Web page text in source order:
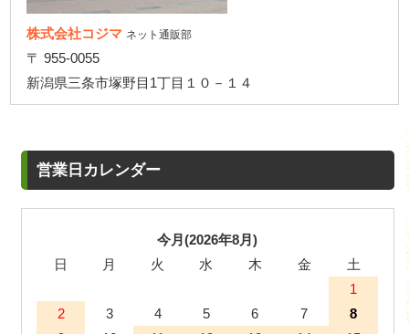
株式会社コジマ ネット通販部
〒 955-0055
新潟県三条市塚野目1丁目１０－１４
営業日カレンダー
今月(2026年8月)
日
月 火 水 木 金
土
1
2
3 4 5 6 7
8